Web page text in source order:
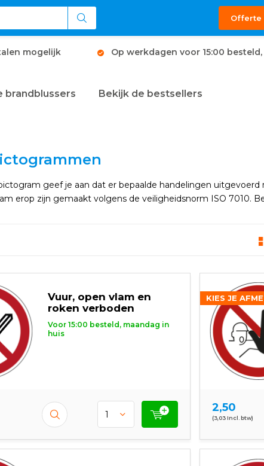
Offerte
mogelijk Op werkdagen voor 15:00
brandblussers Bekijk de bestsellers
geef je aan dat er bepaalde handelingen
erop zijn gemaakt volgens de veiligheidsnorm ISO 7010.
Vuur, open vlam en
roken verboden
Voor 15:00 besteld, maandag in
huis
KIES JE
2,50
(3,03 Incl. btw)